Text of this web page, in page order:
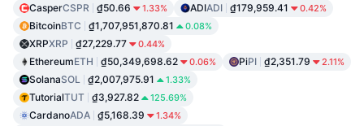
CasperCSPR ₫50.66 1.33% ADIADI ₫179,959.41 0.42%
BitcoinBTC ₫1,707,951,870.81 0.08%
XRPXRP ₫27,229.77 0.44%
EthereumETH ₫50,349,698.62 0.06% PiPI ₫2,351.79 2.11%
SolanaSOL ₫2,007,975.91 1.33%
TutorialTUT ₫3,927.82 125.69%
CardanoADA ₫5,168.39 1.34%